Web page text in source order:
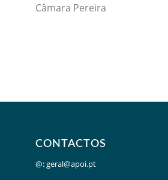
Câmara Pereira
CONTACTOS
@:geral@apoi.pt